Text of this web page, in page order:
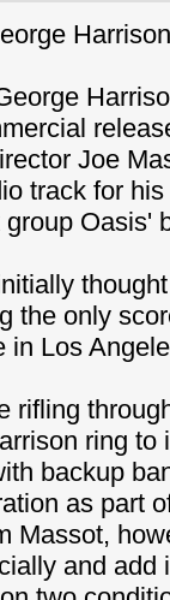
Joe
track for
group Oasis'
the only
in Los
rifling
ring to
backup
as part
Massot,
and add